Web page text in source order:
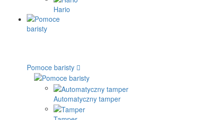
Hario
Pomoce baristy
Automatyczny tamper